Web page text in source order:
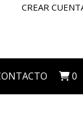
CREAR
0